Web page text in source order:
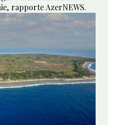
rapporte AzerNEWS.